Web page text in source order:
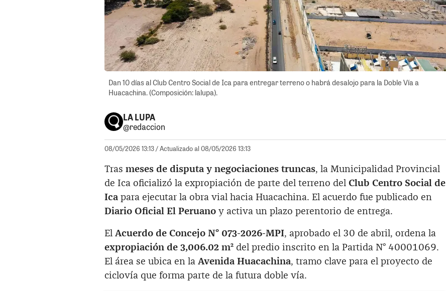
Dan 10 días al Club Centro Social de Ica para entregar terreno o habrá desalojo para la Doble Vía a
Huacachina. (Composición: lalupa).
LA LUPA
@redaccion
08/05/2026 13:13/ Actualizado al 08/05/2026 13:13
Tras meses de disputa y negociaciones truncas, la Municipalidad Provincial
de Ica oficializó la expropiación de parte del terreno del Club Centro Social de
Ica para ejecutar la obra vial hacia Huacachina. El acuerdo fue publicado en
Diario Oficial El Peruano y activa un plazo perentorio de entrega.
El Acuerdo de Concejo N° 073-2026-MPI, aprobado el 30 de abril, ordena la
expropiación de 3,006.02 m² del predio inscrito en la Partida N° 40001069.
El área se ubica en la Avenida Huacachina, tramo clave para el proyecto de
ciclovía que forma parte de la futura doble vía.